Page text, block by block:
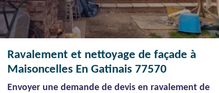
Ravalement et nettoyage de façade à
Maisoncelles En Gatinais 77570
Envoyer une demande de devis en ravalement de